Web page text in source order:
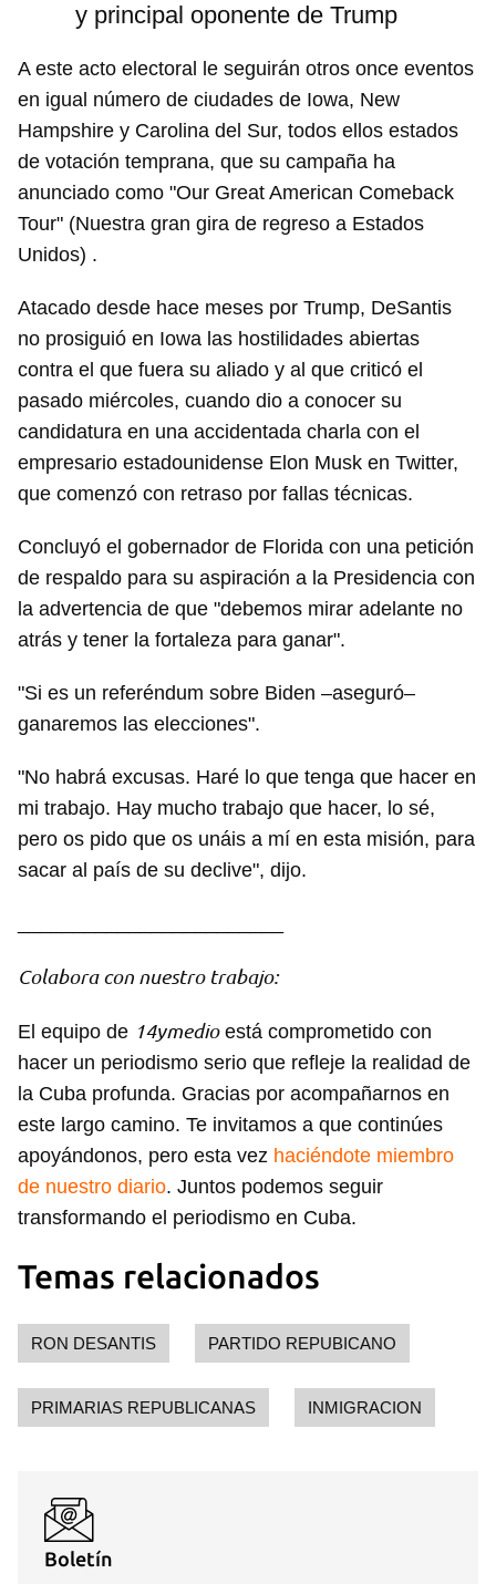
Guardar como favorito
Para poder guardar como favorito, primero has de
iniciar sesión con tu cuenta de 14ymedio.
y principal oponente de Trump
A este acto electoral le seguirán otros once eventos
en igual número de ciudades de Iowa, New
Hampshire y Carolina del Sur, todos ellos estados
de votación temprana, que su campaña ha
anunciado como "Our Great American Comeback
Tour" (Nuestra gran gira de regreso a Estados
Unidos) .
Atacado desde hace meses por Trump, DeSantis
no prosiguió en Iowa las hostilidades abiertas
contra el que fuera su aliado y al que criticó el
pasado miércoles, cuando dio a conocer su
candidatura en una accidentada charla con el
empresario estadounidense Elon Musk en Twitter,
que comenzó con retraso por fallas técnicas.
Concluyó el gobernador de Florida con una petición
de respaldo para su aspiración a la Presidencia con
la advertencia de que "debemos mirar adelante no
atrás y tener la fortaleza para ganar".
"Si es un referéndum sobre Biden –aseguró–
ganaremos las elecciones".
"No habrá excusas. Haré lo que tenga que hacer en
mi trabajo. Hay mucho trabajo que hacer, lo sé,
pero os pido que os unáis a mí en esta misión, para
sacar al país de su declive", dijo.
Colabora con nuestro trabajo:
El equipo de 14ymedioestá comprometido con
hacer un periodismo serio que refleje la realidad de
la Cuba profunda. Gracias por acompañarnos en
este largo camino. Te invitamos a que continúes
apoyándonos, pero esta vez haciéndote miembro
de nuestro diario. Juntos podemos seguir
transformando el periodismo en Cuba.
Temas relacionados
RON DESANTIS PARTIDO REPUBICANO
PRIMARIAS REPUBLICANAS INMIGRACION
Boletín